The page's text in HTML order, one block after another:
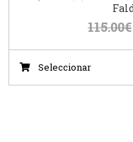
115.00€
Seleccionar